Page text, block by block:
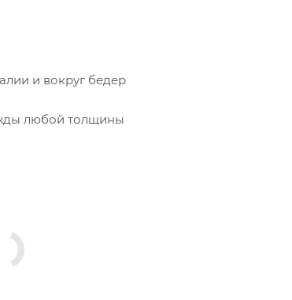
и вокруг бедер
любой толщины